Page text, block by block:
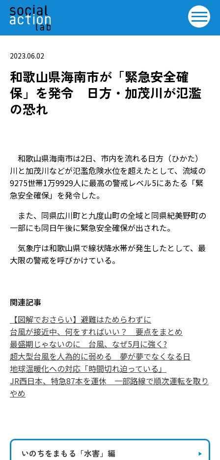
2023.06.02
和歌山県海南市が「緊急安全確
保」を発令 日方・加茂川が氾濫
の恐れ
和歌山県海南市は2日、市内を流れる日方（ひかた）
川と加茂川などが氾濫危険水位を超えたとして、流域の
9275世帯1万9929人に最高の警戒レベル5にあたる「緊
急安全確保」を発令した。
また、同県広川町と九度山町の全域と同県紀美野町の
一部にも同日午後に緊急安全確保が出された。
気象庁は和歌山県で線状降水帯が発生したとして、最
大限の警戒を呼びかけている。
関連記事
【図解でおさらい】避難はためらわずに
台風が接近中、何をすればいい？ 要点をまとめ
最盛期じゃないのに 台風、なぜ5月に強く?
超大型台風を人為的に弱める 夢が夢でなくなる日
地球温暖化への対応「時間切れ迫っている」
JR西日本、特急87本を運休 一部路線で順次運転を取り
やめ
いのちをまもる 「水害」編